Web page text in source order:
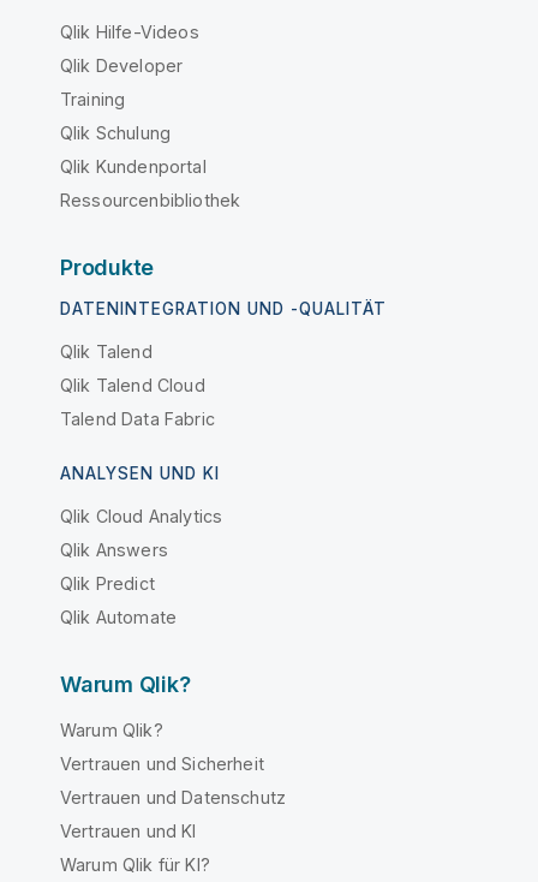
Qlik Hilfe-Videos
Qlik Developer
Training
Qlik Schulung
Qlik Kundenportal
Ressourcenbibliothek
Produkte
DATENINTEGRATION UND -QUALITÄT
Qlik Talend
Qlik Talend Cloud
Talend Data Fabric
ANALYSEN UND KI
Qlik Cloud Analytics
Qlik Answers
Qlik Predict
Qlik Automate
Warum Qlik?
Warum Qlik?
Vertrauen und Sicherheit
Vertrauen und Datenschutz
Vertrauen und KI
Warum Qlik für KI?